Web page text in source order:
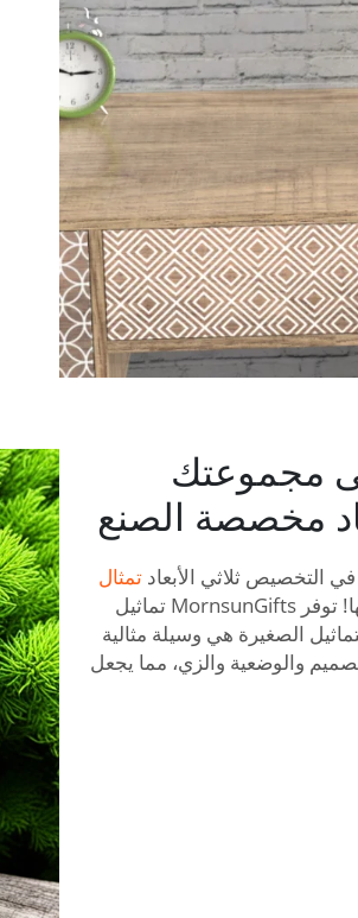
مجموعتك
مخصصة الصنع
التخصيص ثلاثي الأبعاد تمثال
. تماثيل مخصصة ستحبها! توفر MornsunGifts تماثيل
الصغيرة هي وسيلة مثالية
والوضعية والزي، مما يجعل